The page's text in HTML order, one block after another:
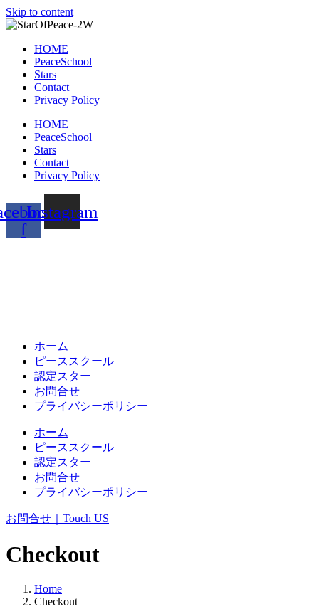
Skip to content
HOME
PeaceSchool
Stars
Contact
Privacy Policy
HOME
PeaceSchool
Stars
Contact
Privacy Policy
f
Instagram
ホーム
ピーススクール
認定スター
お問合せ
プライバシーポリシー
ホーム
ピーススクール
認定スター
お問合せ
プライバシーポリシー
お問合せ｜Touch US
Checkout
Home
Checkout